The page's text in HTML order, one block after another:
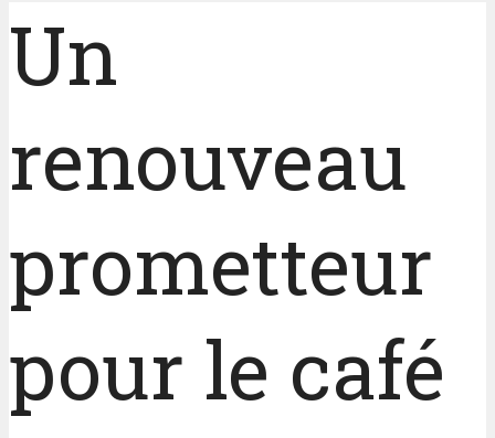
Un
renouveau
prometteur
pour le café